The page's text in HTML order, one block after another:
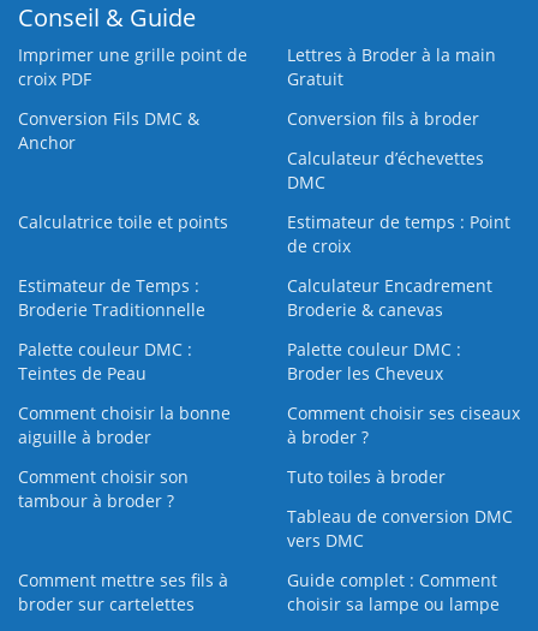
Conseil & Guide
Imprimer une grille point de
croix PDF
Lettres à Broder à la main
Gratuit
Conversion Fils DMC &
Anchor
Conversion fils à broder
Calculateur d’échevettes
DMC
Calculatrice toile et points
Estimateur de temps : Point
de croix
Estimateur de Temps :
Broderie Traditionnelle
Calculateur Encadrement
Broderie & canevas
Palette couleur DMC :
Teintes de Peau
Palette couleur DMC :
Broder les Cheveux
Comment choisir la bonne
aiguille à broder
Comment choisir ses ciseaux
à broder ?
Comment choisir son
tambour à broder ?
Tuto toiles à broder
Tableau de conversion DMC
vers DMC
Comment mettre ses fils à
broder sur cartelettes
Guide complet : Comment
choisir sa lampe ou lampe